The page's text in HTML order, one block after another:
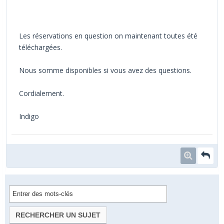
Les réservations en question on maintenant toutes été
téléchargées.
Nous somme disponibles si vous avez des questions.
Cordialement.
Indigo